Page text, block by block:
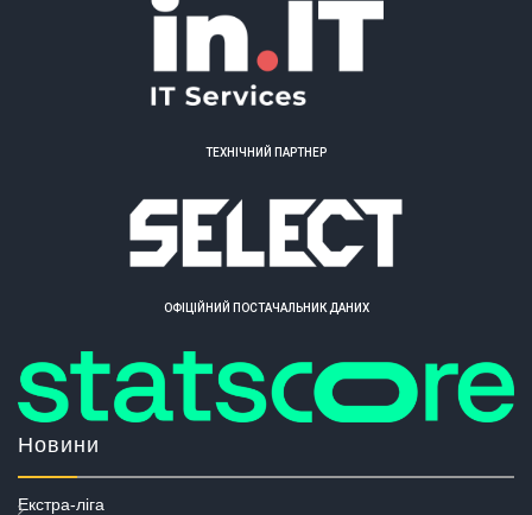
ТЕХНІЧНИЙ ПАРТНЕР
ОФІЦІЙНИЙ ПОСТАЧАЛЬНИК ДАНИХ
Новини
Екстра-ліга